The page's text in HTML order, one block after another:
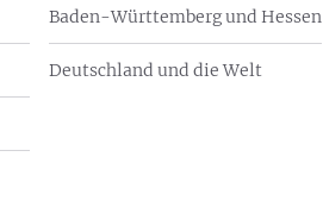
Baden-Württemberg und Hessen
Deutschland und die Welt